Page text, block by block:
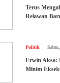
Terus
Relawan
Politik
Erwin Aksa:
Minim